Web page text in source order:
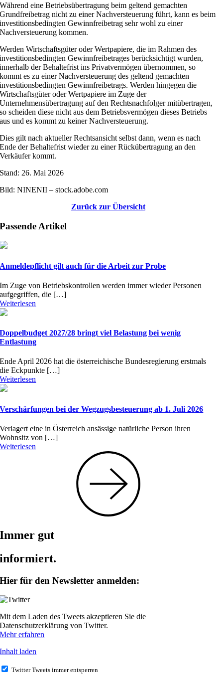
Während eine Betriebsübertragung beim geltend gemachten
Grundfreibetrag nicht zu einer Nachversteuerung führt, kann es beim
investitionsbedingten Gewinnfreibetrag sehr wohl zu einer
Nachversteuerung kommen.
Werden Wirtschaftsgüter oder Wertpapiere, die im Rahmen des
investitionsbedingten Gewinnfreibetrages berücksichtigt wurden,
innerhalb der Behaltefrist ins Privatvermögen übernommen, so
kommt es zu einer Nachversteuerung des geltend gemachten
investitionsbedingten Gewinnfreibetrags. Werden hingegen die
Wirtschaftsgüter oder Wertpapiere im Zuge der
Unternehmensübertragung auf den Rechtsnachfolger mitübertragen,
so scheiden diese nicht aus dem Betriebsvermögen dieses Betriebs
aus und es kommt zu keiner Nachversteuerung.
Dies gilt nach aktueller Rechtsansicht selbst dann, wenn es nach
Ende der Behaltefrist wieder zu einer Rückübertragung an den
Verkäufer kommt.
Stand: 26. Mai 2026
Bild: NINENII – stock.adobe.com
Zurück zur Übersicht
Passende Artikel
Anmeldepflicht gilt auch für die Arbeit zur Probe
Im Zuge von Betriebskontrollen werden immer wieder Personen
aufgegriffen, die […]
Weiterlesen
Doppelbudget 2027/28 bringt viel Belastung bei wenig
Entlastung
Ende April 2026 hat die österreichische Bundesregierung erstmals
die Eckpunkte […]
Weiterlesen
Verschärfungen bei der Wegzugsbesteuerung ab 1. Juli 2026
Verlagert eine in Österreich ansässige natürliche Person ihren
Wohnsitz von […]
Weiterlesen
Immer gut
informiert.
Hier für den Newsletter anmelden:
Mit dem Laden des Tweets akzeptieren Sie die
Datenschutzerklärung von Twitter.
Mehr erfahren
Inhalt laden
Twitter Tweets immer entsperren